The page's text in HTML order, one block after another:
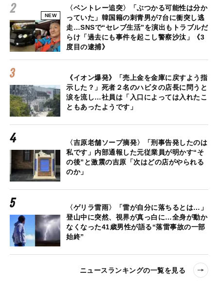
NEW
〈ベントレー追突〉「ぶつかる可能性は分か
っていた」韓国籍の刺青男が7台に衝突し逃
走…SNSで“セレブ生活”を演出もトラブルだ
らけ「過去にも事件を起こし警察沙汰」《3
度目の逮捕》
《イオン爆発》「売上金を金庫に戻すよう指
示した？」死者２名のハビタの店長に問うと
涙を流し…社員は「入口によっては入れたこ
ともあったようです」
〈吉原老舗ソープ摘発〉「刑事告発したのは
私です」内部通報した元従業員が明かす“そ
の後”と激震の吉原「次はどの店がやられる
のか」
〈ゲリラ雷雨〉「雷が自分に落ちるとは…」
登山中に突然、視界が真っ白に…全身が動か
なくなった41歳男性が語る“落雷事故の一部
始終”
ニュースランキングの一覧を見る